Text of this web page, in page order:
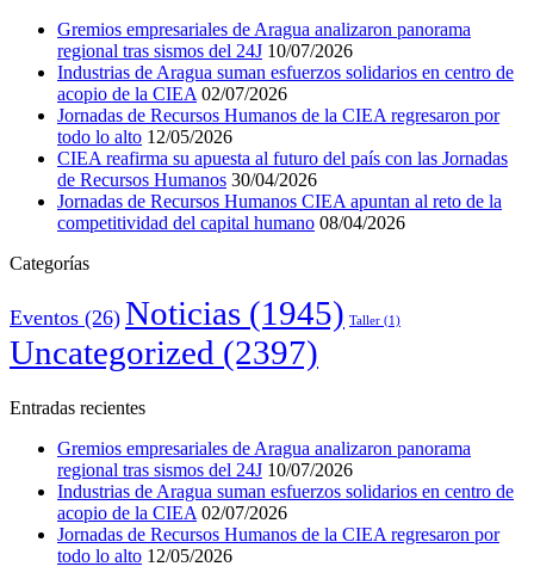
Gremios empresariales de Aragua analizaron panorama
regional tras sismos del 24J 10/07/2026
Industrias de Aragua suman esfuerzos solidarios en centro de
acopio de la CIEA 02/07/2026
Jornadas de Recursos Humanos de la CIEA regresaron por
todo lo alto 12/05/2026
CIEA reafirma su apuesta al futuro del país con las Jornadas
de Recursos Humanos 30/04/2026
Jornadas de Recursos Humanos CIEA apuntan al reto de la
competitividad del capital humano 08/04/2026
Categorías
Eventos (26) Noticias (1945) Taller (1)
Uncategorized (2397)
Entradas recientes
Gremios empresariales de Aragua analizaron panorama
regional tras sismos del 24J 10/07/2026
Industrias de Aragua suman esfuerzos solidarios en centro de
acopio de la CIEA 02/07/2026
Jornadas de Recursos Humanos de la CIEA regresaron por
todo lo alto 12/05/2026